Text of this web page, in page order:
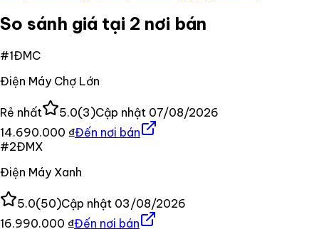
So sánh giá tại 2 nơi bán
#1ĐMC
Điện Máy Chợ Lớn
Rẻ nhất 5.0(3)Cập nhật 07/08/2026
14.690.000 ₫Đến nơi bán
#2ĐMX
Điện Máy Xanh
5.0(50)Cập nhật 03/08/2026
16.990.000 ₫Đến nơi bán